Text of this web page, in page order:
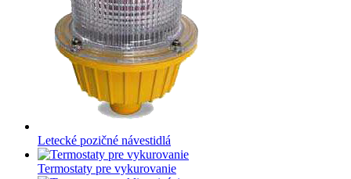
Letecké pozičné návestidlá
Termostaty pre vykurovanie